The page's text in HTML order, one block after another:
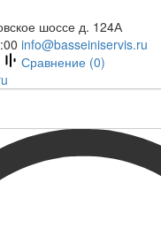
шоссе д. 124А
info@basseiniservis.ru
Сравнение (0)